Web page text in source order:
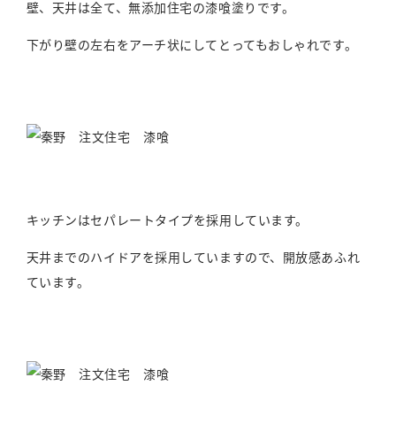
壁、天井は全て、無添加住宅の漆喰塗りです。
下がり壁の左右をアーチ状にしてとってもおしゃれです。
キッチンはセパレートタイプを採用しています。
天井までのハイドアを採用していますので、開放感あふれ
ています。